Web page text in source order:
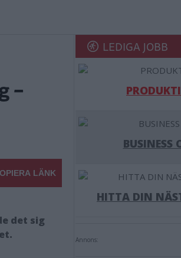
–
LÄNK
det sig
LEDIGA JOBB
BUSINESS
HITTA DIN
Annons: